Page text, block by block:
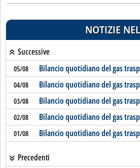
NOTIZIE
Successive
05/08 Bilancio quotidiano del gas
04/08 Bilancio quotidiano del gas
03/08 Bilancio quotidiano del gas
02/08 Bilancio quotidiano del gas
01/08 Bilancio quotidiano del gas
Precedenti